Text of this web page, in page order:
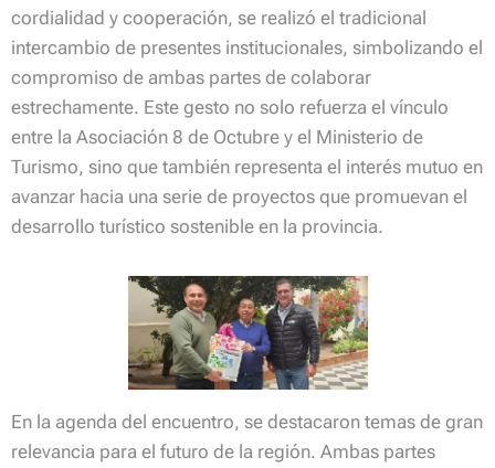
cordialidad y cooperación, se realizó el tradicional
intercambio de presentes institucionales, simbolizando el
compromiso de ambas partes de colaborar
estrechamente. Este gesto no solo refuerza el vínculo
entre la Asociación 8 de Octubre y el Ministerio de
Turismo, sino que también representa el interés mutuo en
avanzar hacia una serie de proyectos que promuevan el
desarrollo turístico sostenible en la provincia.
En la agenda del encuentro, se destacaron temas de gran
relevancia para el futuro de la región. Ambas partes